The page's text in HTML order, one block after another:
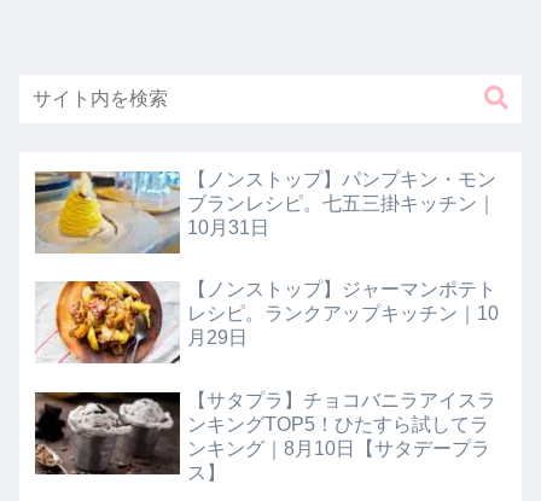
【ノンストップ】パンプキン・モン
ブランレシピ。七五三掛キッチン｜
10月31日
【ノンストップ】ジャーマンポテト
レシピ。ランクアップキッチン｜10
月29日
【サタプラ】チョコバニラアイスラ
ンキングTOP5！ひたすら試してラ
ンキング｜8月10日【サタデープラ
ス】